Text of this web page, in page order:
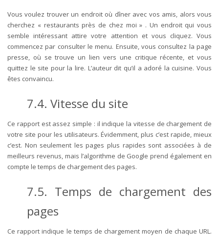
Vous voulez trouver un endroit où dîner avec vos amis, alors vous
cherchez « restaurants près de chez moi » . Un endroit qui vous
semble intéressant attire votre attention et vous cliquez. Vous
commencez par consulter le menu. Ensuite, vous consultez la page
presse, où se trouve un lien vers une critique récente, et vous
quittez le site pour la lire. L’auteur dit qu’il a adoré la cuisine. Vous
êtes convaincu.
7.4. Vitesse du site
Ce rapport est assez simple : il indique la vitesse de chargement de
votre site pour les utilisateurs. Évidemment, plus c’est rapide, mieux
c’est. Non seulement les pages plus rapides sont associées à de
meilleurs revenus, mais l’algorithme de Google prend également en
compte le temps de chargement des pages.
7.5. Temps de chargement des
pages
Ce rapport indique le temps de chargement moyen de chaque URL.